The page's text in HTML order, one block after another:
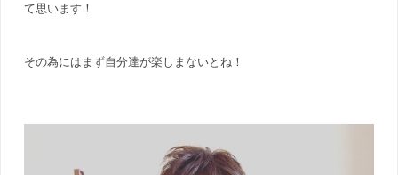
て思います！
その為にはまず自分達が楽しまないとね！